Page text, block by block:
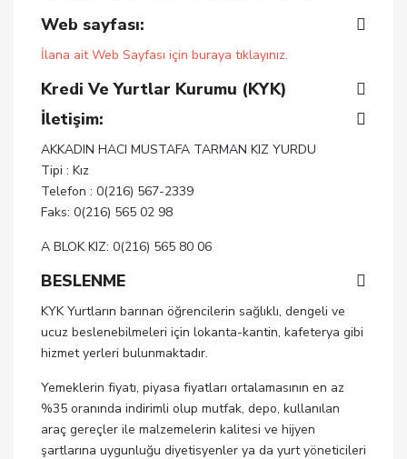
Web sayfası:
İlana ait Web Sayfası için buraya tıklayınız.
Kredi Ve Yurtlar Kurumu (KYK)
İletişim:
AKKADIN HACI MUSTAFA TARMAN KIZ YURDU
Tipi : Kız
Telefon : 0(216) 567-2339
Faks: 0(216) 565 02 98
A BLOK KIZ: 0(216) 565 80 06
BESLENME
KYK Yurtların barınan öğrencilerin sağlıklı, dengeli ve
ucuz beslenebilmeleri için lokanta-kantin, kafeterya gibi
hizmet yerleri bulunmaktadır.
Yemeklerin fiyatı, piyasa fiyatları ortalamasının en az
%35 oranında indirimli olup mutfak, depo, kullanılan
araç gereçler ile malzemelerin kalitesi ve hijyen
şartlarına uygunluğu diyetisyenler ya da yurt yöneticileri